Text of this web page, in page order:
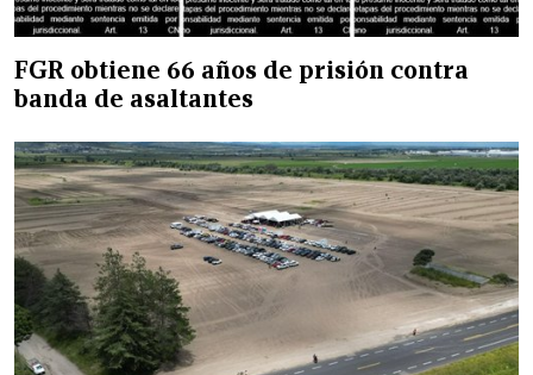
FGR obtiene 66 años de prisión contra
banda de asaltantes